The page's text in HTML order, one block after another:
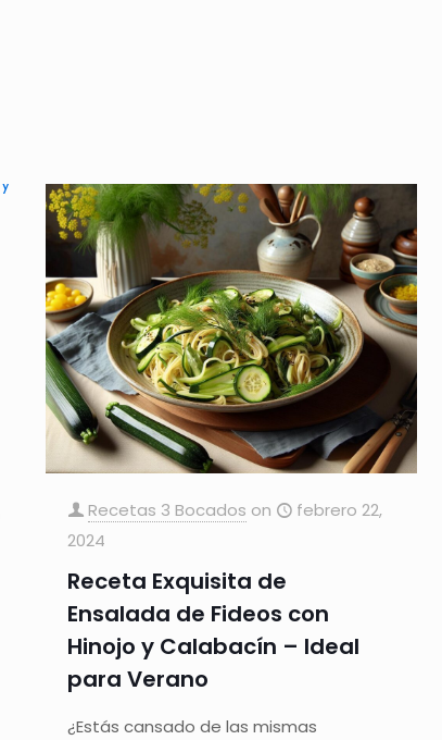
Recetas 3 Bocados on
febrero 22,
2024
Receta Exquisita de
Ensalada de Fideos con
Hinojo y Calabacín – Ideal
para Verano
¿Estás cansado de las mismas